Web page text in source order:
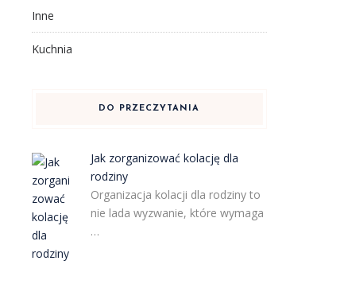
Inne
Kuchnia
DO PRZECZYTANIA
Jak zorganizować kolację dla
rodziny
Organizacja kolacji dla rodziny to
nie lada wyzwanie, które wymaga
…